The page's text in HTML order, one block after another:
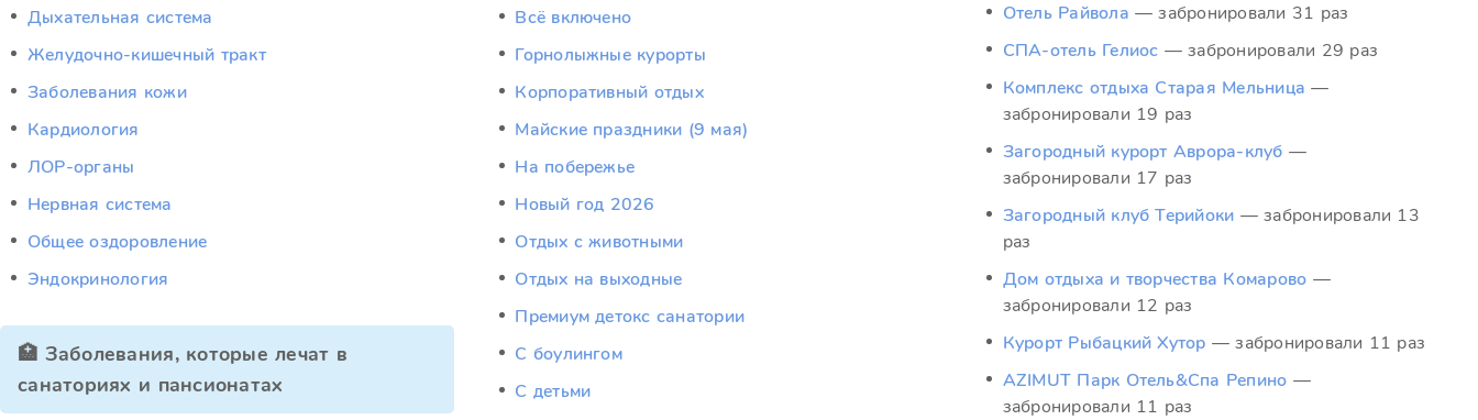
Дыхательная система
Желудочно-кишечный тракт
Заболевания кожи
Кардиология
ЛОР-органы
Нервная система
Общее оздоровление
Эндокринология
🏥 Заболевания, которые лечат в
санаториях и пансионатах
Всё включено
Горнолыжные курорты
Корпоративный отдых
Майские праздники (9 мая)
На побережье
Новый год 2026
Отдых c животными
Отдых на выходные
Премиум детокс санатории
С боулингом
С детьми
Отель Райвола — забронировали 31 раз
СПА-отель Гелиос — забронировали 29 раз
Комплекс отдыха Старая Мельница —
забронировали 19 раз
Загородный курорт Аврора-клуб —
забронировали 17 раз
Загородный клуб Терийоки — забронировали 13
раз
Дом отдыха и творчества Комарово —
забронировали 12 раз
Курорт Рыбацкий Хутор — забронировали 11 раз
AZIMUT Парк Отель&Спа Репино —
забронировали 11 раз